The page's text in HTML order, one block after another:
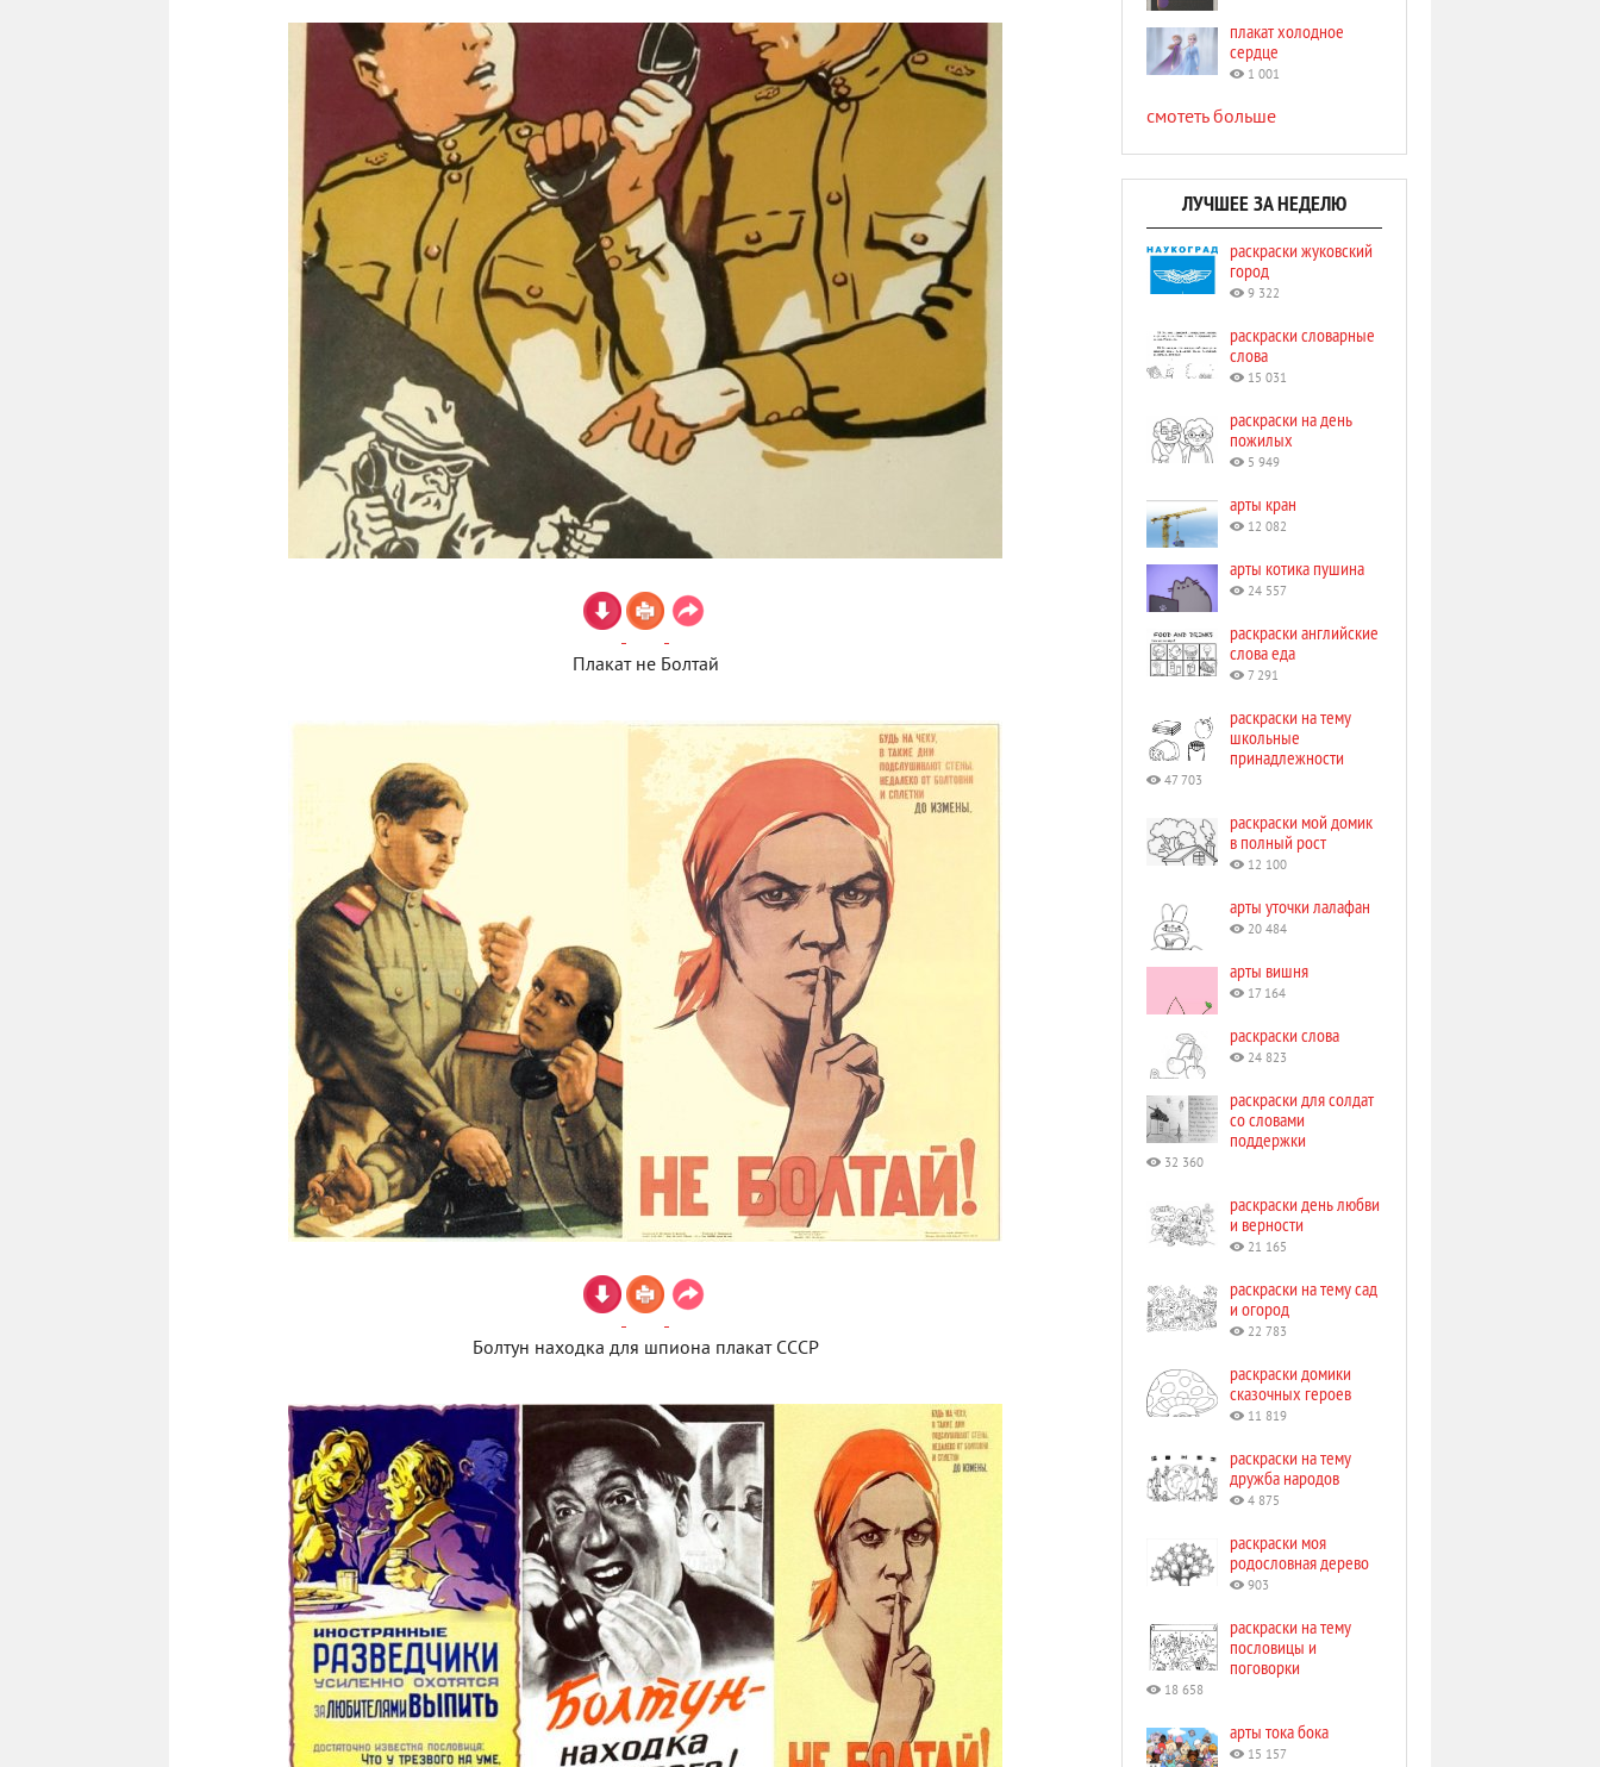
Плакат не Болтай
Болтун находка для шпиона плакат СССР
плакат холодное
сердце
1 001
смотеть больше
ЛУЧШЕЕ ЗА НЕДЕЛЮ
раскраски жуковский
город
9 322
раскраски словарные
слова
15 031
раскраски на день
пожилых
5 949
арты кран
12 082
арты котика пушина
24 557
раскраски английские
слова еда
7 291
раскраски на тему
школьные
принадлежности
47 703
раскраски мой домик
в полный рост
12 100
арты уточки лалафан
20 484
арты вишня
17 164
раскраски слова
24 823
раскраски для солдат
со словами
поддержки
32 360
раскраски день любви
и верности
21 165
раскраски на тему сад
и огород
22 783
раскраски домики
сказочных героев
11 819
раскраски на тему
дружба народов
4 875
раскраски моя
родословная дерево
903
раскраски на тему
пословицы и
поговорки
18 658
арты тока бока
15 157